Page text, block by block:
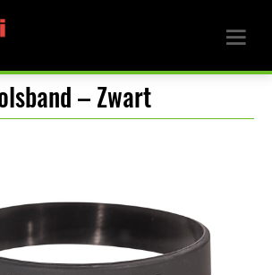
– Zwart